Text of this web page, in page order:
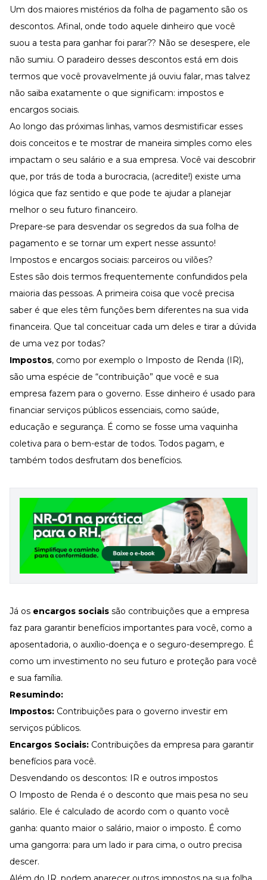
Kits
Materiais centralizados
Lives
Um dos maiores mistérios da folha de pagamento são os
descontos. Afinal, onde todo aquele dinheiro que você
suou a testa para ganhar foi parar?? Não se desespere, ele
não sumiu. O paradeiro desses descontos está em dois
termos que você provavelmente já ouviu falar, mas talvez
não saiba exatamente o que significam: impostos e
encargos sociais.
Ao longo das próximas linhas, vamos desmistificar esses
dois conceitos e te mostrar de maneira simples como eles
impactam o seu salário e a sua empresa. Você vai descobrir
que, por trás de toda a burocracia, (acredite!) existe uma
lógica que faz sentido e que pode te ajudar a planejar
melhor o seu futuro financeiro.
Prepare-se para desvendar os segredos da sua folha de
pagamento e se tornar um expert nesse assunto!
Impostos e encargos sociais: parceiros ou vilões?
Estes são dois termos frequentemente confundidos pela
maioria das pessoas. A primeira coisa que você precisa
saber é que eles têm funções bem diferentes na sua vida
financeira. Que tal conceituar cada um deles e tirar a dúvida
de uma vez por todas?
Impostos, como por exemplo o Imposto de Renda (IR),
são uma espécie de “contribuição” que você e sua
empresa fazem para o governo. Esse dinheiro é usado para
financiar serviços públicos essenciais, como saúde,
educação e segurança. É como se fosse uma vaquinha
coletiva para o bem-estar de todos. Todos pagam, e
também todos desfrutam dos benefícios.
Já os encargos sociais são contribuições que a empresa
faz para garantir benefícios importantes para você, como a
aposentadoria, o auxílio-doença e o seguro-desemprego. É
como um investimento no seu futuro e proteção para você
e sua família.
Resumindo:
Impostos: Contribuições para o governo investir em
serviços públicos.
Encargos Sociais: Contribuições da empresa para garantir
benefícios para você.
Desvendando os descontos: IR e outros impostos
O Imposto de Renda é o desconto que mais pesa no seu
salário. Ele é calculado de acordo com o quanto você
ganha: quanto maior o salário, maior o imposto. É como
uma gangorra: para um lado ir para cima, o outro precisa
descer.